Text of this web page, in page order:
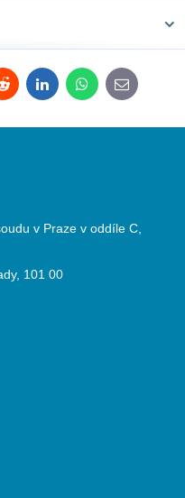
RedditLinkedInWhatsApp
E-
mail
v Praze v oddíle C,
101 00